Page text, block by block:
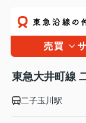
売買
東急大井町線
二子玉川駅